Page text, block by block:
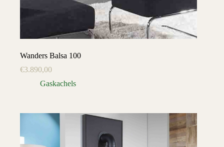
Wanders Balsa 100
€3.890,00
Gaskachels